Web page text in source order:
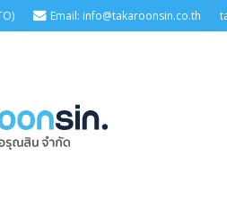
Email: info@takaroonsin.co.th